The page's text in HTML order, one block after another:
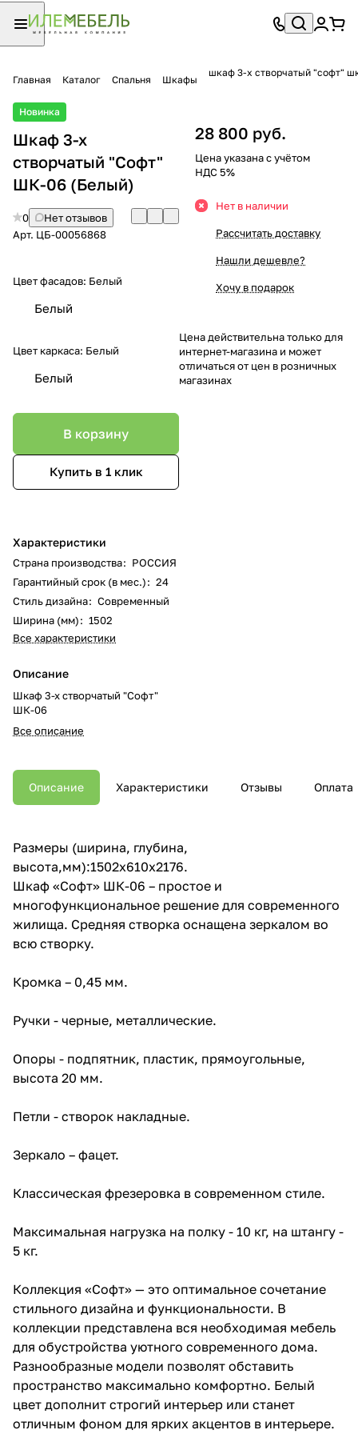
Главная Каталог Спальня Шкафы
шкаф 3-х створчатый "софт"
Новинка
Шкаф 3-х
створчатый "Софт"
ШК-06 (Белый)
0
Нет отзывов
Арт. ЦБ-00056868
Цвет фасадов: Белый
Белый
Цвет каркаса: Белый
Белый
В корзину
Купить в 1 клик
Характеристики
Страна производства: РОССИЯ
Гарантийный срок (в мес.): 24
Стиль дизайна: Современный
Ширина (мм): 1502
Все характеристики
Описание
Шкаф 3-х створчатый "Софт"
ШК-06
Все описание
28 800 руб.
Цена указана с учётом
НДС 5%
Нет в наличии
Рассчитать доставку
Нашли дешевле?
Хочу в подарок
Цена действительна только для
интернет-магазина и может
отличаться от цен в розничных
магазинах
Описание Характеристики Отзывы Оплата
Размеры (ширина, глубина,
высота,мм):1502x610x2176.
Шкаф «Софт» ШК-06 – простое и
многофункциональное решение для современного
жилища. Средняя створка оснащена зеркалом во
всю створку.
Кромка – 0,45 мм.
Ручки - черные, металлические.
Опоры - подпятник, пластик, прямоугольные,
высота 20 мм.
Петли - створок накладные.
Зеркало – фацет.
Классическая фрезеровка в современном стиле.
Максимальная нагрузка на полку - 10 кг, на штангу -
5 кг.
Коллекция «Софт» — это оптимальное сочетание
стильного дизайна и функциональности. В
коллекции представлена вся необходимая мебель
для обустройства уютного современного дома.
Разнообразные модели позволят обставить
пространство максимально комфортно. Белый
цвет дополнит строгий интерьер или станет
отличным фоном для ярких акцентов в интерьере.